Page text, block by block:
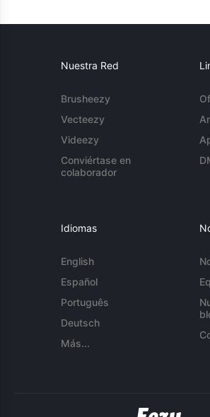
Nuestra Red
Brusheezy
Vecteezy
Videezy
Conviértase en
colaborador
Idiomas
English
Español
Português
Deutsch
Más...